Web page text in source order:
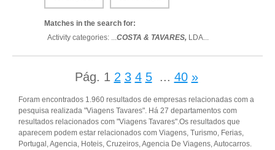
Matches in the search for:
Activity categories: ...COSTA & TAVARES, LDA...
Pág. 1 2 3 4 5 ... 40 »
Foram encontrados 1.960 resultados de empresas relacionadas com a
pesquisa realizada "Viagens Tavares". Há 27 departamentos com
resultados relacionados com "Viagens Tavares".Os resultados que
aparecem podem estar relacionados com Viagens, Turismo, Ferias,
Portugal, Agencia, Hoteis, Cruzeiros, Agencia De Viagens, Autocarros.